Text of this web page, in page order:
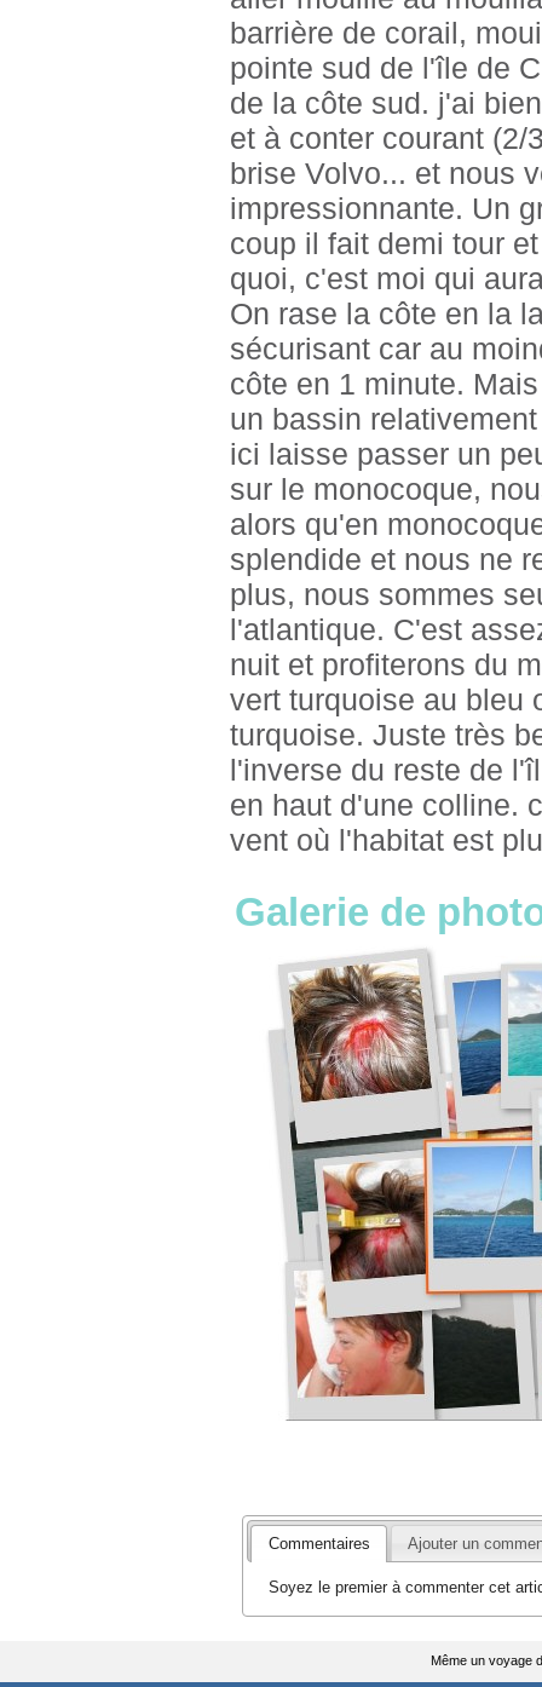
barrière de corail,
pointe sud de l'île de
de la côte sud. j'ai
et à conter courant
brise Volvo... et nous
impressionnante. Un
coup il fait demi tour
quoi, c'est moi qui
On rase la côte en la
sécurisant car au
côte en 1 minute.
un bassin
ici laisse passer un
sur le monocoque,
alors qu'en
splendide et nous ne
plus, nous sommes
l'atlantique. C'est
nuit et profiterons du
vert turquoise au bleu
turquoise. Juste très
l'inverse du reste de
en haut d'une colline.
vent où l'habitat est
Galerie de
Commentaires Ajouter un
Soyez le premier à commenter cet
Même un voyage